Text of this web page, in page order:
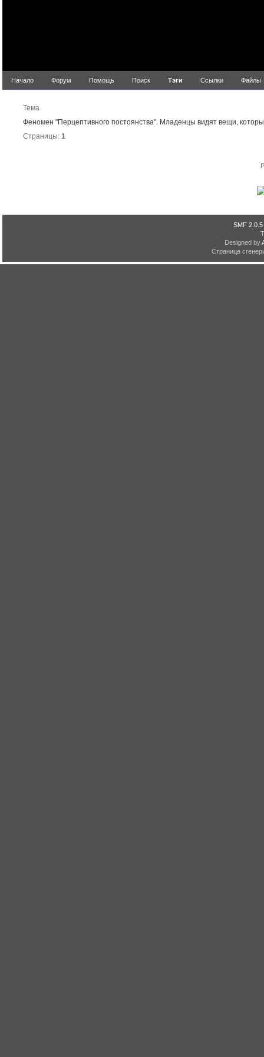
Начало Форум Помощь Поиск Тэги Ссылки Файлы
Тема
Феномен "Перцептивного постоянства". Младенцы видят вещи,
Страницы: 1
SMF 2.0.5
Designed by
Страница